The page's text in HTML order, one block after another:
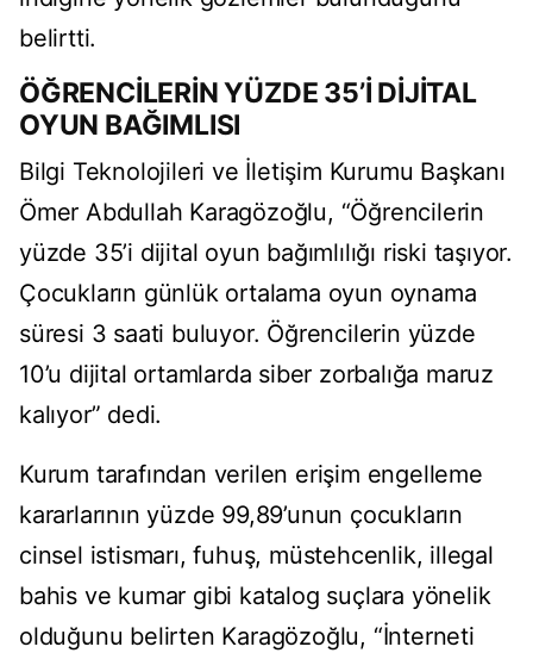
belirtti.
ÖĞRENCİLERİN YÜZDE 35’İ DİJİTAL
OYUN BAĞIMLISI
Bilgi Teknolojileri ve İletişim Kurumu Başkanı
Ömer Abdullah Karagözoğlu, “Öğrencilerin
yüzde 35’i dijital oyun bağımlılığı riski taşıyor.
Çocukların günlük ortalama oyun oynama
süresi 3 saati buluyor. Öğrencilerin yüzde
10’u dijital ortamlarda siber zorbalığa maruz
kalıyor” dedi.
Kurum tarafından verilen erişim engelleme
kararlarının yüzde 99,89’unun çocukların
cinsel istismarı, fuhuş, müstehcenlik, illegal
bahis ve kumar gibi katalog suçlara yönelik
olduğunu belirten Karagözoğlu, “İnterneti